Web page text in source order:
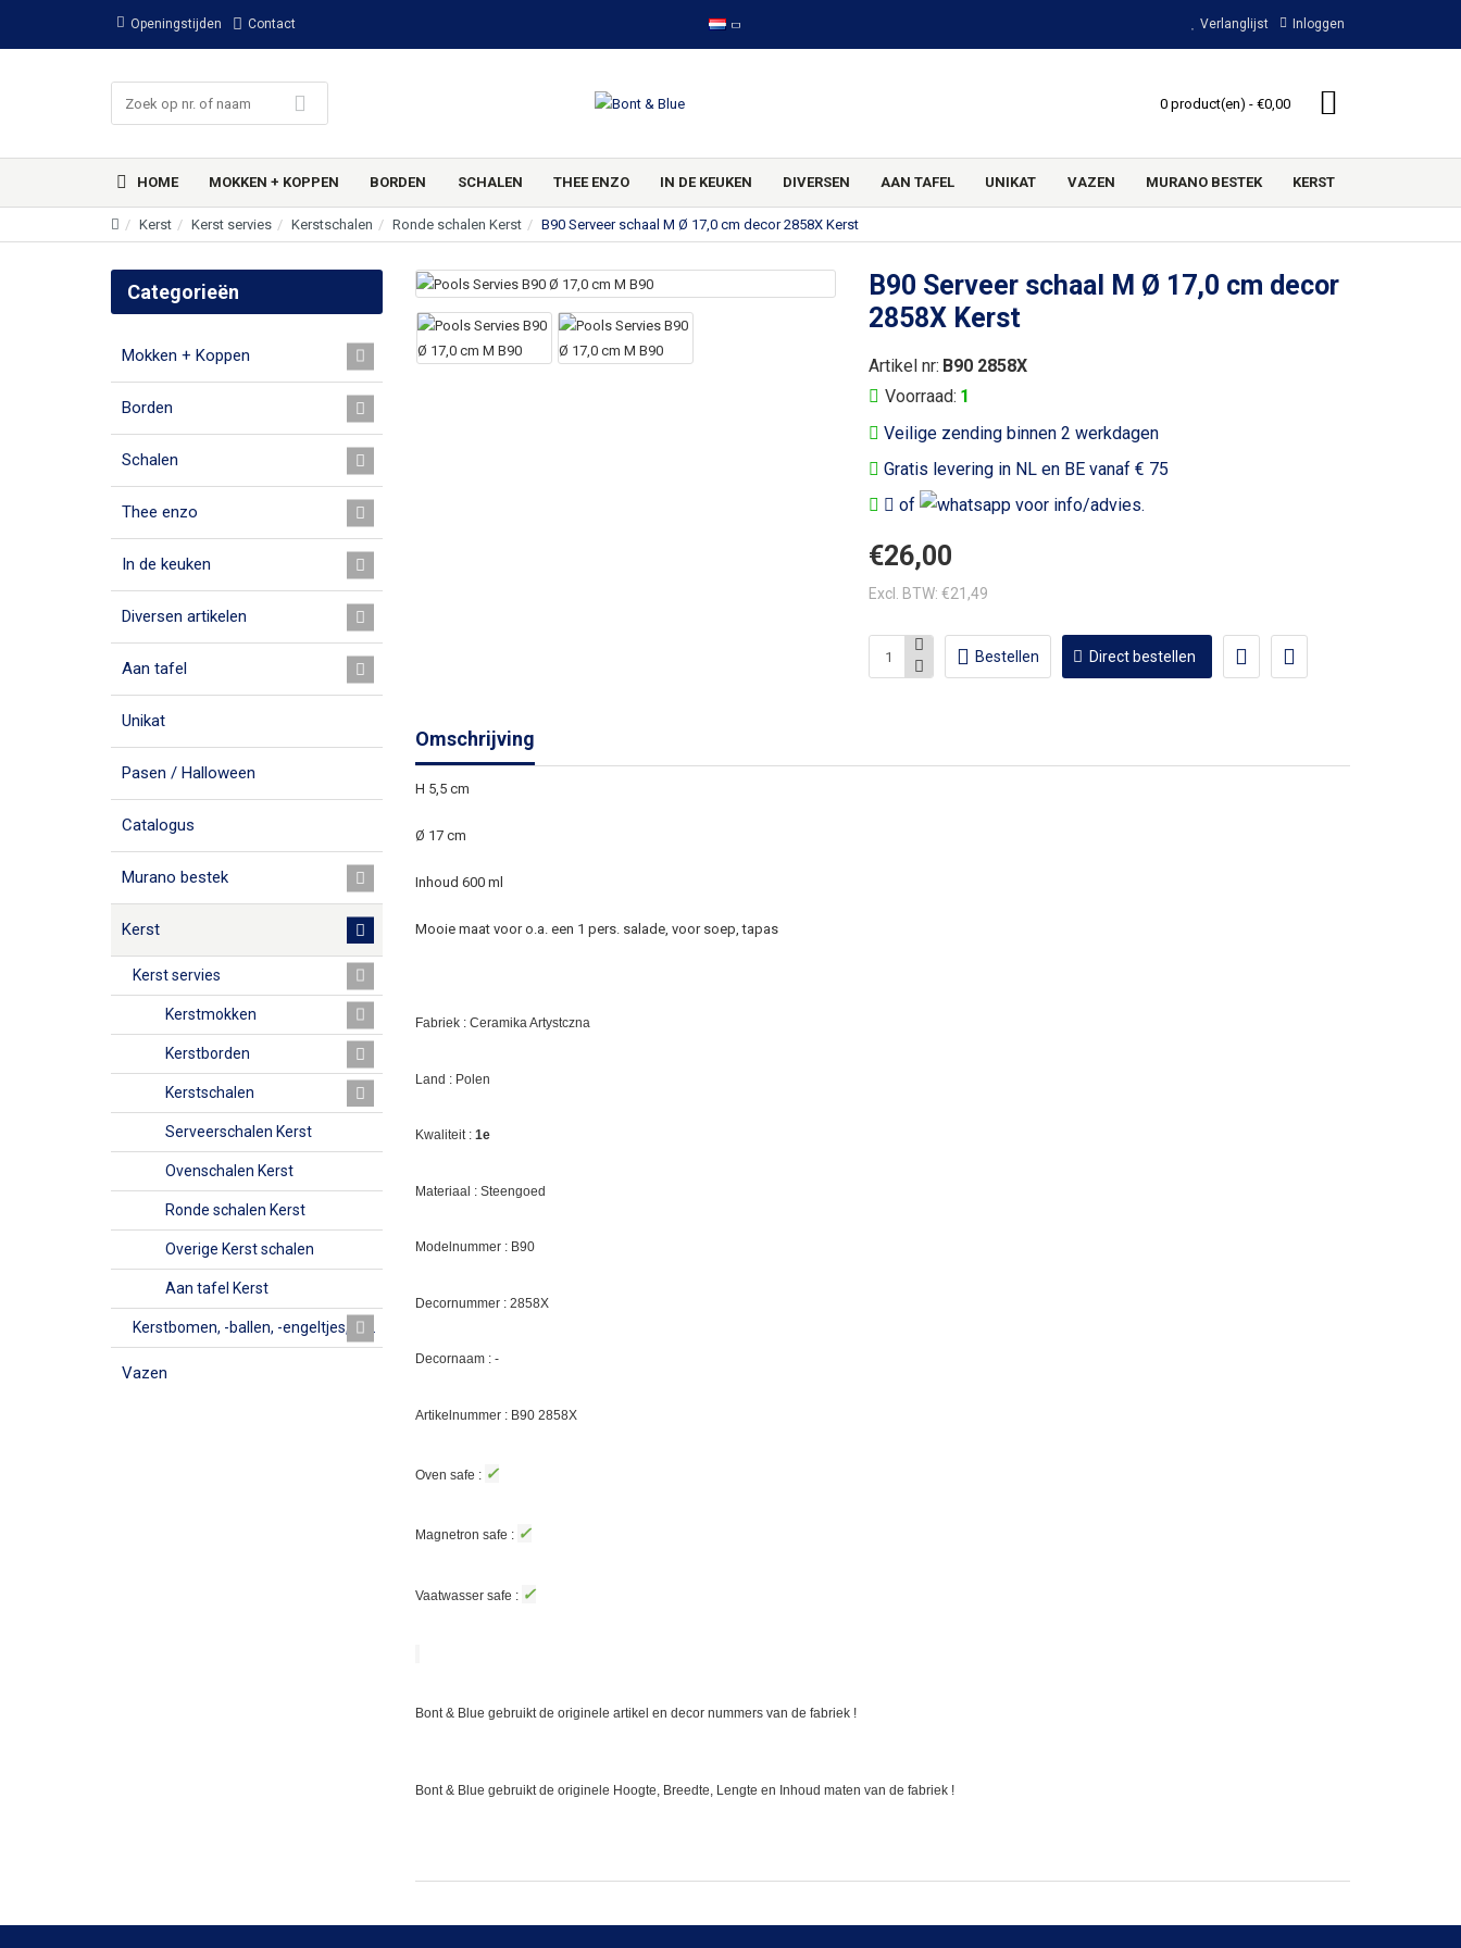
Openingstijden Contact Verlanglijst Inloggen
0 product(en) - €0,00
HOME MOKKEN + KOPPEN BORDEN SCHALEN THEE ENZO IN DE KEUKEN DIVERSEN AAN TAFEL UNIKAT VAZEN MURANO BESTEK KERST
Kerst Kerst servies Kerstschalen Ronde schalen Kerst B90 Serveer schaal M Ø 17,0 cm decor 2858X Kerst
Categorieën
Mokken + Koppen
Borden
Schalen
Thee enzo
In de keuken
Diversen artikelen
Aan tafel
Unikat
Pasen / Halloween
Catalogus
Murano bestek
Kerst
Kerst servies
Kerstmokken
Kerstborden
Kerstschalen
Serveerschalen Kerst
Ovenschalen Kerst
Ronde schalen Kerst
Overige Kerst schalen
Aan tafel Kerst
Vazen
B90 Serveer schaal M Ø 17,0 cm decor
2858X Kerst
Veilige zending binnen 2 werkdagen
Gratis levering in NL en BE vanaf € 75
of
voor info/advies.
Voorraad: 1
Artikel nr: B90 2858X
€26,00
Excl. BTW: €21,49
Bestellen Direct bestellen
Omschrijving
H 5,5 cm
Ø 17 cm
Inhoud 600 ml
Mooie maat voor o.a. een 1 pers. salade, voor soep, tapas
Fabriek : Ceramika Artystczna
Land : Polen
Kwaliteit : 1e
Materiaal : Steengoed
Modelnummer : B90
Decornummer : 2858X
Decornaam : -
Artikelnummer : B90 2858X
Oven safe : ✓
Magnetron safe : ✓
Vaatwasser safe : ✓
Bont & Blue gebruikt de originele artikel en decor nummers van de fabriek !
Bont & Blue gebruikt de originele Hoogte, Breedte, Lengte en Inhoud maten van de fabriek !